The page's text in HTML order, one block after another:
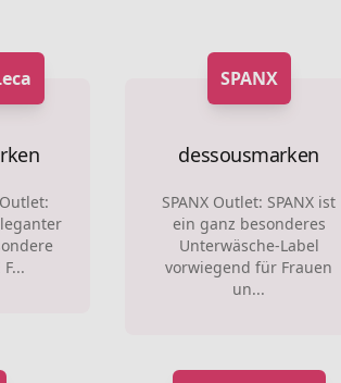
SPANX
dessousmarken
SPANX Outlet: SPANX ist
ein ganz besonderes
Unterwäsche-Label
vorwiegend für Frauen
un...